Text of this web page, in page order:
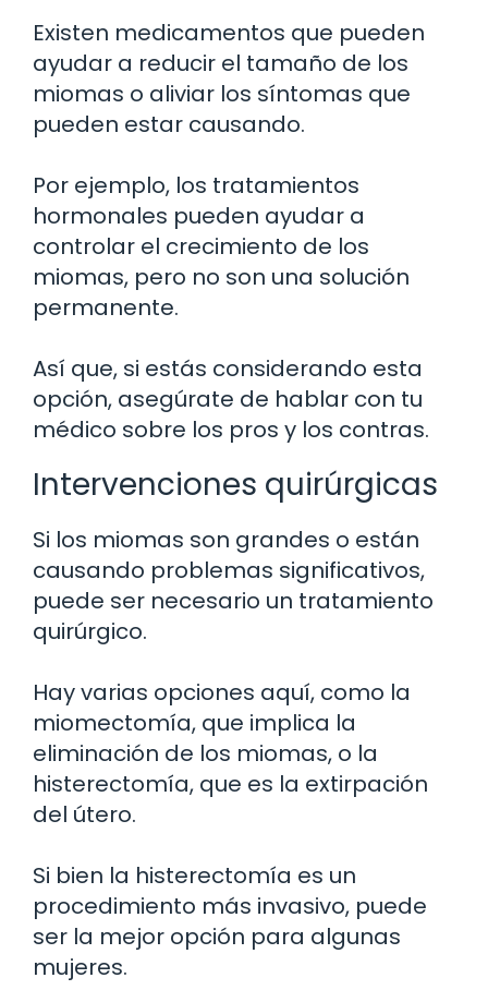
Existen medicamentos que pueden
ayudar a reducir el tamaño de los
miomas o aliviar los síntomas que
pueden estar causando.
Por ejemplo, los tratamientos
hormonales pueden ayudar a
controlar el crecimiento de los
miomas, pero no son una solución
permanente.
Así que, si estás considerando esta
opción, asegúrate de hablar con tu
médico sobre los pros y los contras.
Intervenciones quirúrgicas
Si los miomas son grandes o están
causando problemas significativos,
puede ser necesario un tratamiento
quirúrgico.
Hay varias opciones aquí, como la
miomectomía, que implica la
eliminación de los miomas, o la
histerectomía, que es la extirpación
del útero.
Si bien la histerectomía es un
procedimiento más invasivo, puede
ser la mejor opción para algunas
mujeres.